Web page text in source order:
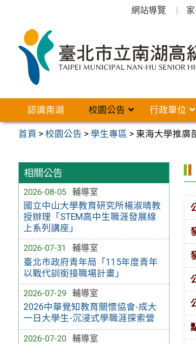
網站導覽
認識南湖 校園公告 行政單位
首頁 >校園公告 > 學生專區 > 東海大學推廣
相關公告
2026-08-05
輔導室
國立中山大學教育研究所楊淑晴教
授辦理「STEM高中生職涯發展線
上系列講座」
2026-07-31
輔導室
臺北市政府青年局「115年度青年
以戰代訓銜接職場計畫」
2026-07-29
輔導室
2026中華覺知教育關懷協會-成大
一日大學生-沉浸式學職涯探索營
2026-07-20
輔導室